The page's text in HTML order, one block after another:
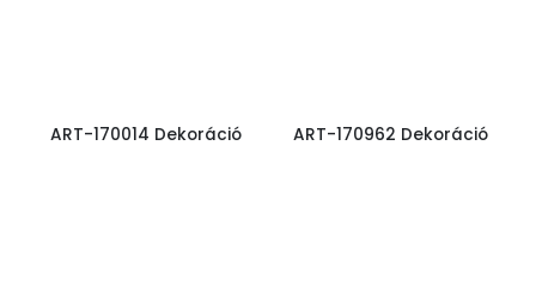
ART-170014 Dekoráció ART-170962 Dekoráció